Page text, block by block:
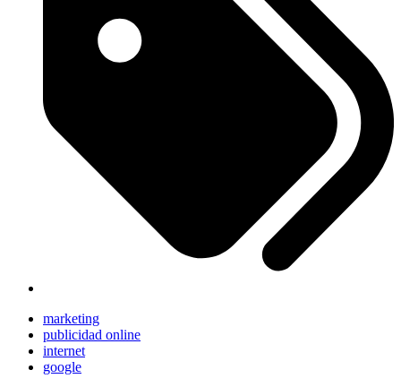
marketing
publicidad online
internet
google